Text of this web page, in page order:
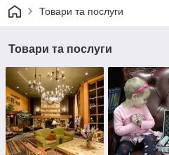
Товари та послуги
Товари та послуги